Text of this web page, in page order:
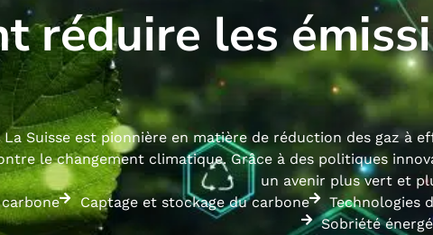
réduire les
La Suisse est pionnière en matière de réduction des gaz à
le changement climatique. Grâce à des politiques
un avenir plus vert et
Captage et stockage du carbone Technologies
Sobriété